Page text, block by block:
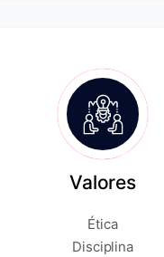
Valores
Ética
Disciplina